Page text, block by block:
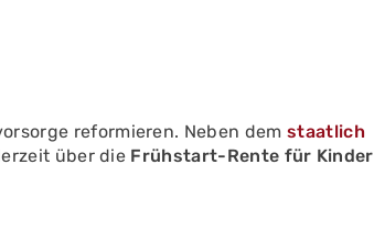
reformieren. Neben dem staatlich
über die Frühstart-Rente für Kinder